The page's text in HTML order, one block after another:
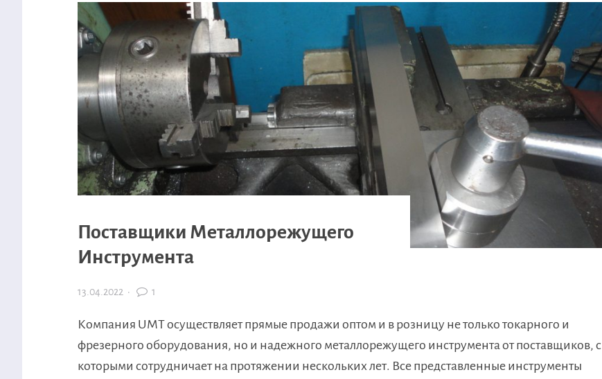
Поставщики Металлорежущего
Инструмента
13.04.2022 · 1
Компания UMT осуществляет прямые продажи оптом и в розницу не только токарного и
фрезерного оборудования, но и надежного металлорежущего инструмента от поставщиков, с
которыми сотрудничает на протяжении нескольких лет. Все представленные инструменты